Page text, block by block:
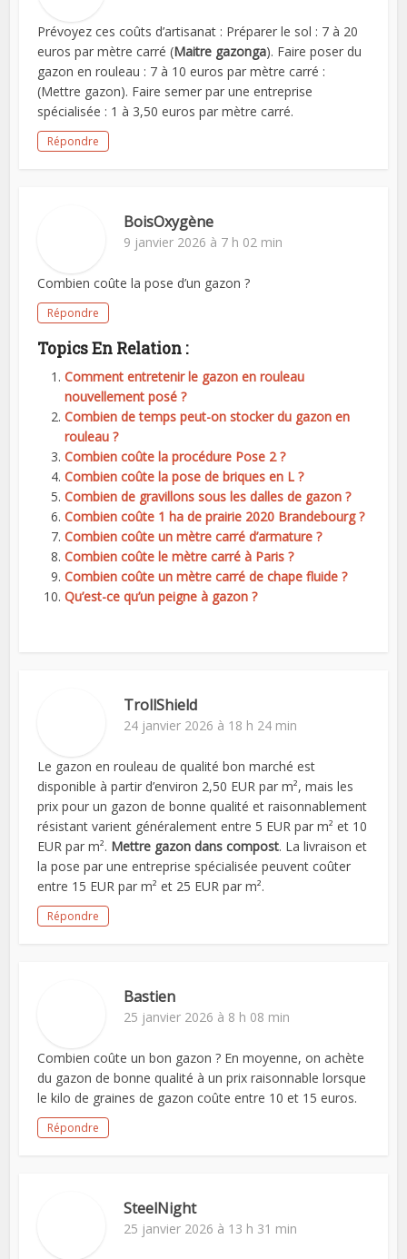
Prévoyez ces coûts d’artisanat : Préparer le sol : 7 à 20
euros par mètre carré (Maitre gazonga). Faire poser du
gazon en rouleau : 7 à 10 euros par mètre carré :
(Mettre gazon). Faire semer par une entreprise
spécialisée : 1 à 3,50 euros par mètre carré.
Répondre
BoisOxygène
9 janvier 2026 à 7 h 02 min
Combien coûte la pose d’un gazon ?
Répondre
Topics En Relation :
Comment entretenir le gazon en rouleau
nouvellement posé ?
Combien de temps peut-on stocker du gazon en
rouleau ?
Combien coûte la procédure Pose 2 ?
Combien coûte la pose de briques en L ?
Combien de gravillons sous les dalles de gazon ?
Combien coûte 1 ha de prairie 2020 Brandebourg ?
Combien coûte un mètre carré d’armature ?
Combien coûte le mètre carré à Paris ?
Combien coûte un mètre carré de chape fluide ?
Qu’est-ce qu’un peigne à gazon ?
TrollShield
24 janvier 2026 à 18 h 24 min
Le gazon en rouleau de qualité bon marché est
disponible à partir d’environ 2,50 EUR par m², mais les
prix pour un gazon de bonne qualité et raisonnablement
résistant varient généralement entre 5 EUR par m² et 10
EUR par m². Mettre gazon dans compost. La livraison et
la pose par une entreprise spécialisée peuvent coûter
entre 15 EUR par m² et 25 EUR par m².
Répondre
Bastien
25 janvier 2026 à 8 h 08 min
Combien coûte un bon gazon ? En moyenne, on achète
du gazon de bonne qualité à un prix raisonnable lorsque
le kilo de graines de gazon coûte entre 10 et 15 euros.
Répondre
SteelNight
25 janvier 2026 à 13 h 31 min